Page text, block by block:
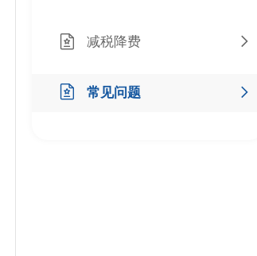
减税降费
常见问题